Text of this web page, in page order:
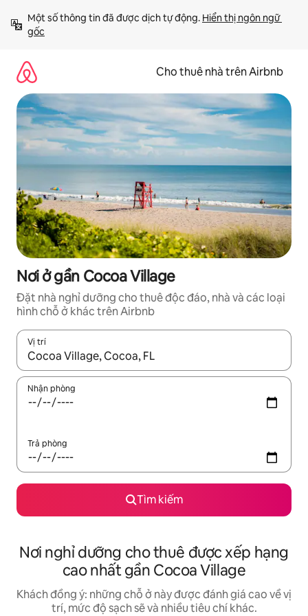
đến
Một số thông tin đã được dịch tự động. Hiển thị ngôn ngữ
gốc
Cho thuê nhà trên Airbnb
Nơi ở gần Cocoa Village
Đặt nhà nghỉ dưỡng cho thuê độc đáo, nhà và các loại
hình chỗ ở khác trên Airbnb
Vị trí
Khi có kết quả, hãy điều hướng bằng phím mũi tên lên và
Nhận phòng
Trả phòng
Tìm kiếm
Nơi nghỉ dưỡng cho thuê được xếp hạng
cao nhất gần Cocoa Village
Khách đồng ý: những chỗ ở này được đánh giá cao về vị
trí, mức độ sạch sẽ và nhiều tiêu chí khác.